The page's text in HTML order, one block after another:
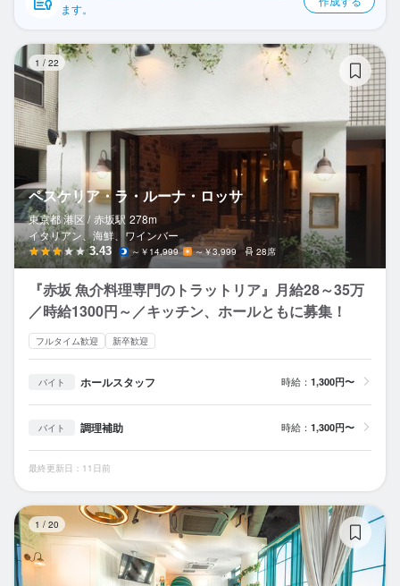
ます。
1 / 22
ペスケリア・ラ・ルーナ・ロッサ
東京都 港区 / 赤坂駅 278m
イタリアン、海鮮、ワインバー
3.43 ～￥14,999 ～￥3,999 28席
『赤坂 魚介料理専門のトラットリア』月給28～35万
／時給1300円～／キッチン、ホールともに募集！
フルタイム歓迎 新卒歓迎
バイト ホールスタッフ 時給： 1,300円〜
バイト 調理補助 時給： 1,300円〜
最終更新日：11日前
1 / 20